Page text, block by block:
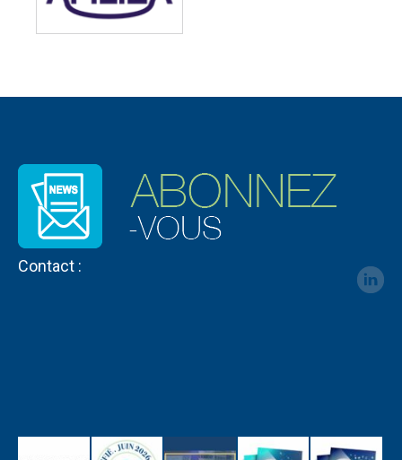
Contact :